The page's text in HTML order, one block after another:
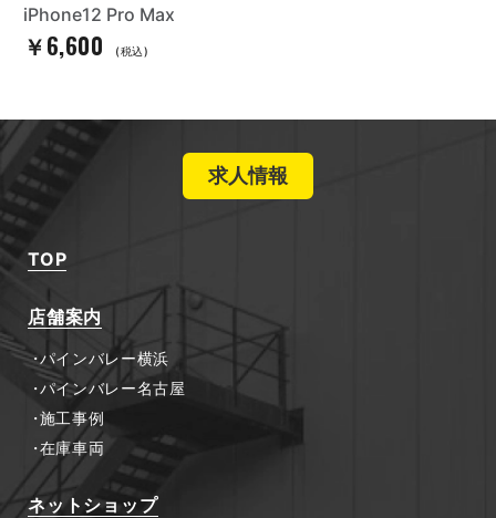
iPhone12 Pro Max
￥6,600 (税込)
求人情報
TOP
店舗案内
パインバレー横浜
パインバレー名古屋
施工事例
在庫車両
ネットショップ